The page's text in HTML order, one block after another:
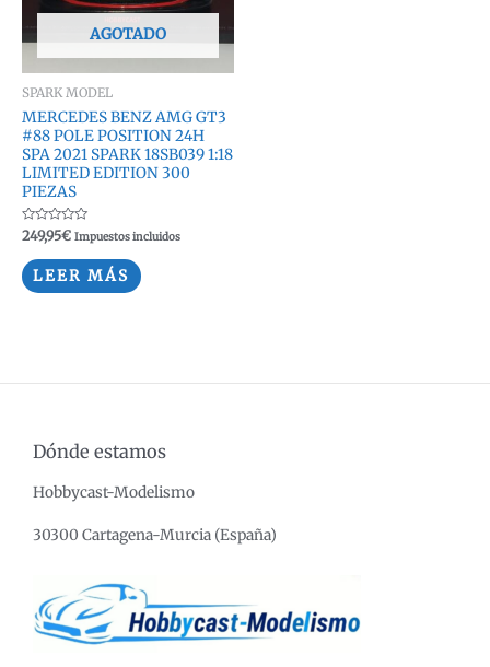
AGOTADO
SPARK MODEL
MERCEDES BENZ AMG GT3
#88 POLE POSITION 24H
SPA 2021 SPARK 18SB039 1:18
LIMITED EDITION 300
PIEZAS
Valorado
con
de
5
249,95€ Impuestos incluidos
LEER MÁS
Dónde estamos
Hobbycast-Modelismo
30300 Cartagena-Murcia (España)